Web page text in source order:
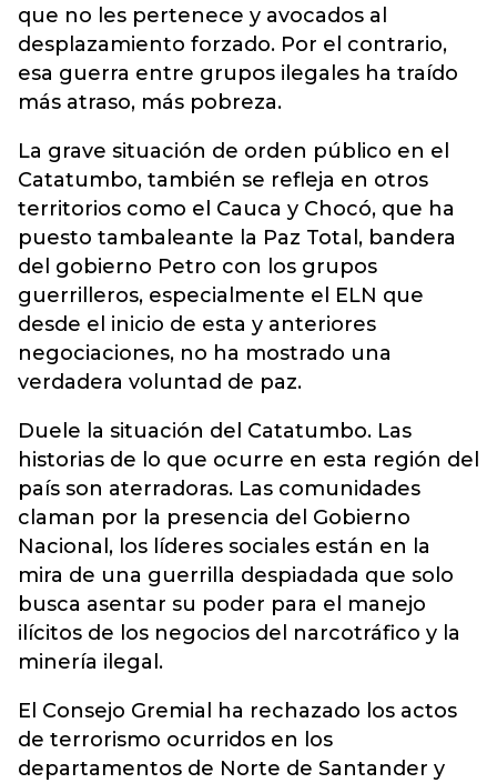
que no les pertenece y avocados al
desplazamiento forzado. Por el contrario,
esa guerra entre grupos ilegales ha traído
más atraso, más pobreza.
La grave situación de orden público en el
Catatumbo, también se refleja en otros
territorios como el Cauca y Chocó, que ha
puesto tambaleante la Paz Total, bandera
del gobierno Petro con los grupos
guerrilleros, especialmente el ELN que
desde el inicio de esta y anteriores
negociaciones, no ha mostrado una
verdadera voluntad de paz.
Duele la situación del Catatumbo. Las
historias de lo que ocurre en esta región del
país son aterradoras. Las comunidades
claman por la presencia del Gobierno
Nacional, los líderes sociales están en la
mira de una guerrilla despiadada que solo
busca asentar su poder para el manejo
ilícitos de los negocios del narcotráfico y la
minería ilegal.
El Consejo Gremial ha rechazado los actos
de terrorismo ocurridos en los
departamentos de Norte de Santander y